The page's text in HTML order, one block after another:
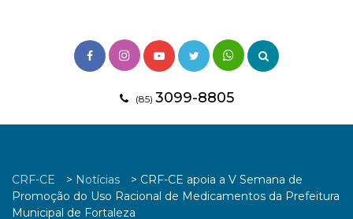
(85) 3099-8805
CRF-CE > Notícias > CRF-CE apoia a V Semana de
Promoção do Uso Racional de Medicamentos da Prefeitura
Municipal de Fortaleza